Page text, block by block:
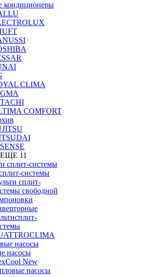
кондиционеры
CLIMA
COMFORT
11
системы
сплит-
свободной
насосы
New
насосы